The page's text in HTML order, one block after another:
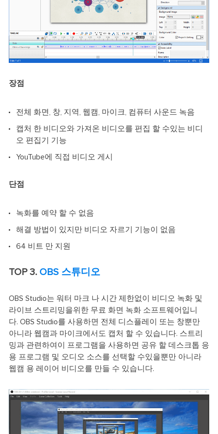
장점
전체 화면, 창, 지역, 웹캠, 마이크, 컴퓨터 사운드 녹음
캡처 한 비디오와 가져온 비디오를 편집 할 수있는 비디
오 편집기 기능
YouTube에 직접 비디오 게시
단점
녹화를 예약 할 수 없음
해결 방법이 있지만 비디오 자르기 기능이 없음
64 비트 만 지원
TOP 3. OBS 스튜디오
OBS Studio는 워터 마크 나 시간 제한없이 비디오 녹화 및
라이브 스트리밍을위한 무료 화면 녹화 소프트웨어입니
다. OBS Studio를 사용하면 전체 디스플레이 또는 창뿐만
아니라 웹캠과 마이크에서도 캡처 할 수 있습니다. 스트리
밍과 관련하여이 프로그램을 사용하면 공유 할 데스크톱 응
용 프로그램 및 오디오 소스를 선택할 수있을뿐만 아니라
웹캠 용 레이어 비디오를 만들 수 있습니다.